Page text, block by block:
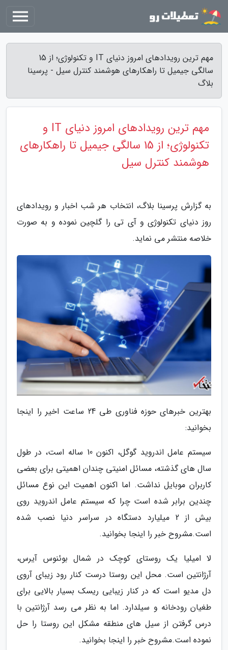
مهم ترین رویدادهای امروز دنیای IT و تکنولوژی؛ از 15
سالگی جیمیل تا راهکارهای هوشمند کنترل سیل - پرسینا
بلاگ
مهم ترین رویدادهای امروز دنیای IT و
تکنولوژی؛ از 15 سالگی جیمیل تا راهکارهای
هوشمند کنترل سیل
به گزارش پرسینا بلاگ، انتخاب هر شب اخبار و رویدادهای
روز دنیای تکنولوژی و آی تی را گلچین نموده و به صورت
خلاصه منتشر می نماید.
بهترین خبرهای حوزه فناوری طی 24 ساعت اخیر را اینجا
بخوانید:
سیستم عامل اندروید گوگل، اکنون 10 ساله است، در طول
سال های گذشته، مسائل امنیتی چندان اهمیتی برای بعضی
کاربران موبایل نداشت. اما اکنون اهمیت این نوع مسائل
چندین برابر شده است چرا که سیستم عامل اندروید روی
بیش از 2 میلیارد دستگاه در سراسر دنیا نصب شده
است.مشروح خبر را اینجا بخوانید.
لا امیلیا یک روستای کوچک در شمال بوئنوس آیرس،
آرژانتین است. محل این روستا درست کنار رود زیبای آروی
دل مدیو است که در کنار زیبایی ریسک بسیار بالایی برای
طغیان رودخانه و سیلدارد. اما به نظر می رسد آرژانتین با
درس گرفتن از سیل های منطقه مشکل این روستا را حل
نموده است.مشروح خبر را اینجا بخوانید.